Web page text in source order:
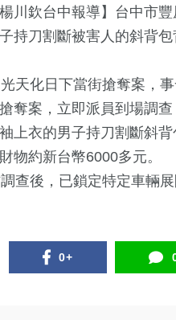
楊川欽台中報導】台中市
持刀割斷被害人的斜背
天化日下當街搶奪案，
奪案，立即派員到場調
上衣的男子持刀割斷斜
物約新台幣6000多元。
查後，已鎖定特定車輛展
0+
6+